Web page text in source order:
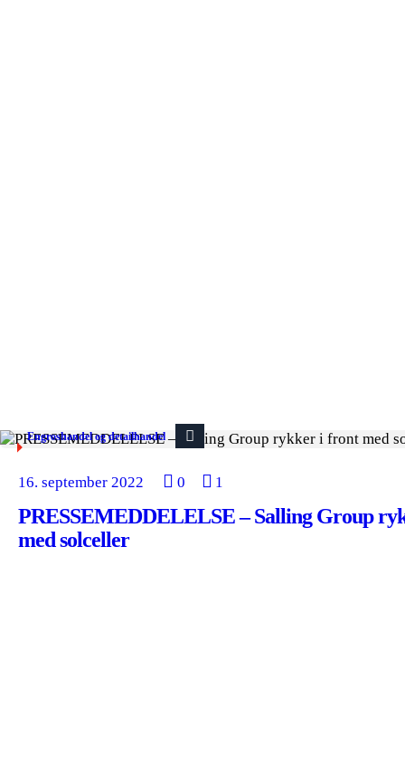
Engroshandel og detailhandel
16. september 2022 0 1
PRESSEMEDDELELSE – Salling Group
med solceller